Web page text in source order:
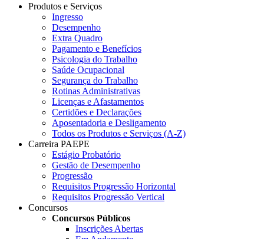
Produtos e Serviços
Ingresso
Desempenho
Extra Quadro
Pagamento e Benefícios
Psicologia do Trabalho
Saúde Ocupacional
Segurança do Trabalho
Rotinas Administrativas
Licenças e Afastamentos
Certidões e Declarações
Aposentadoria e Desligamento
Todos os Produtos e Serviços (A-Z)
Carreira PAEPE
Estágio Probatório
Gestão de Desempenho
Progressão
Requisitos Progressão Horizontal
Requisitos Progressão Vertical
Concursos
Concursos Públicos
Inscrições Abertas